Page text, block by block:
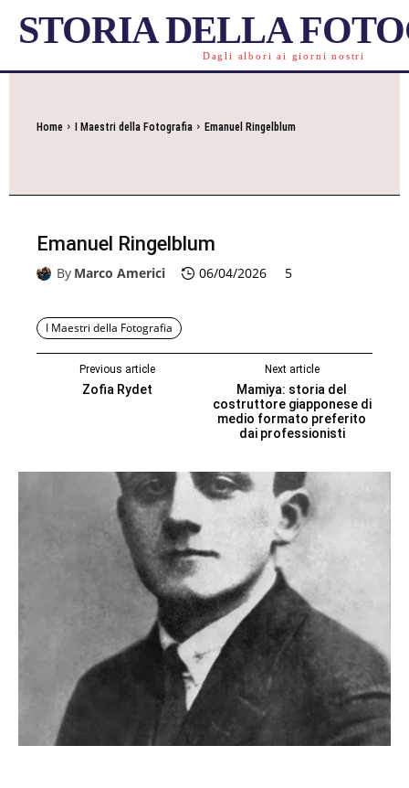
STORIA DELLA
Dagli albori ai giorni nostri
Home I Maestri della Fotografia Emanuel Ringelblum
Emanuel Ringelblum
By Marco Americi 06/04/2026 5
I Maestri della Fotografia
Previous article
Zofia Rydet
Next article
Mamiya: storia del
costruttore giapponese di
medio formato preferito
dai professionisti